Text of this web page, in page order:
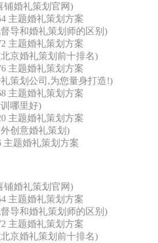
铺婚礼策划官网)
主题婚礼策划方案
导和婚礼策划师的区别)
主题婚礼策划方案
京婚礼策划前十排名)
主题婚礼策划方案
策划公司,为您量身打造!)
主题婚礼策划方案
哪里好)
主题婚礼策划方案
创意婚礼策划)
主题婚礼策划方案
铺婚礼策划官网)
主题婚礼策划方案
导和婚礼策划师的区别)
主题婚礼策划方案
京婚礼策划前十排名)